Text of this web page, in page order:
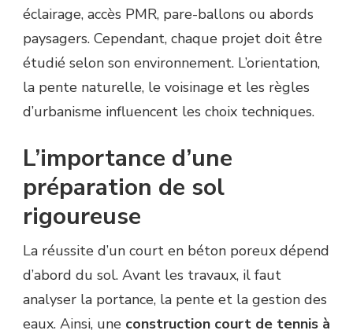
éclairage, accès PMR, pare-ballons ou abords
paysagers. Cependant, chaque projet doit être
étudié selon son environnement. L’orientation,
la pente naturelle, le voisinage et les règles
d’urbanisme influencent les choix techniques.
L’importance d’une
préparation de sol
rigoureuse
La réussite d’un court en béton poreux dépend
d’abord du sol. Avant les travaux, il faut
analyser la portance, la pente et la gestion des
eaux. Ainsi, une construction court de tennis à